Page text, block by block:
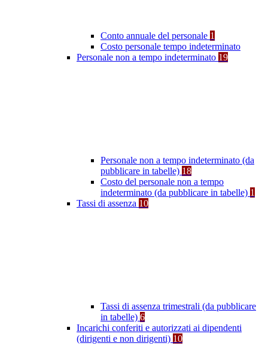
Conto annuale del personale 1
Costo personale tempo indeterminato
Personale non a tempo indeterminato 19
Personale non a tempo indeterminato (da
pubblicare in tabelle) 18
Costo del personale non a tempo
indeterminato (da pubblicare in tabelle) 1
Tassi di assenza 10
Tassi di assenza trimestrali (da pubblicare
in tabelle) 6
Incarichi conferiti e autorizzati ai dipendenti
(dirigenti e non dirigenti) 10